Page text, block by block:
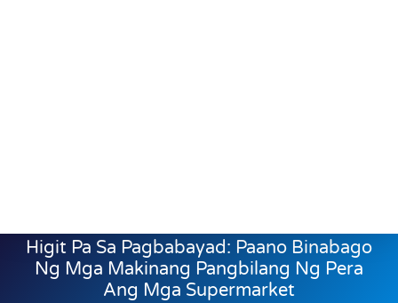
Higit Pa Sa Pagbabayad: Paano Binabago
Ng Mga Makinang Pangbilang Ng Pera
Ang Mga Supermarket